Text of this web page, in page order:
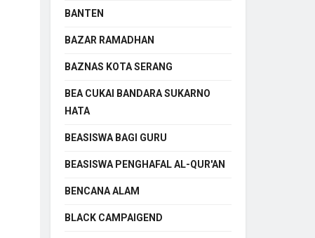
BANTEN
BAZAR RAMADHAN
BAZNAS KOTA SERANG
BEA CUKAI BANDARA SUKARNO
HATA
BEASISWA BAGI GURU
BEASISWA PENGHAFAL AL-QUR'AN
BENCANA ALAM
BLACK CAMPAIGEND